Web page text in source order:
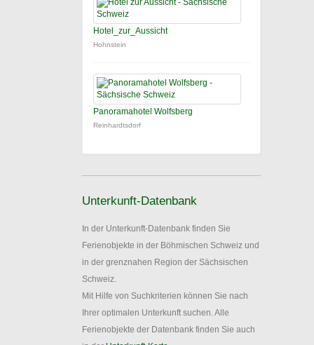
Hotel_zur_Aussicht
Hohnstein
Panoramahotel Wolfsberg
Reinhardtsdorf
Unterkunft-Datenbank
In der Unterkunft-Datenbank finden Sie
Ferienobjekte in der Böhmischen Schweiz und
in der grenznahen Region der Sächsischen
Schweiz.
Mit Hilfe von Suchkriterien können Sie nach
Ihrer optimalen Unterkunft suchen. Alle
Ferienobjekte der Datenbank finden Sie auch